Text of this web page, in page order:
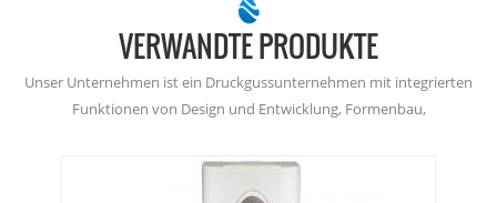
VERWANDTE PRODUKTE
Unser Unternehmen ist ein Druckgussunternehmen mit integrierten
Funktionen von Design und Entwicklung, Formenbau,
Oberflächenbehandlung.